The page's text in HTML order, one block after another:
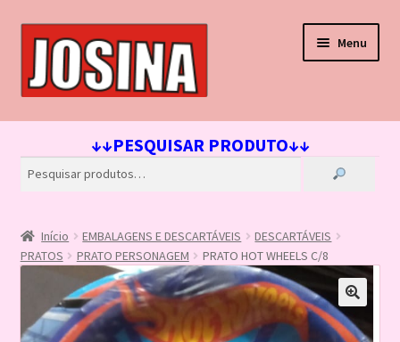
Pular
para
navegação
Pular
para
conteúdo
Menu
Início
Carrinho
Lista de Desejos
Minha conta
↓↓PESQUISAR PRODUTO↓↓
Início EMBALAGENS E DESCARTÁVEIS
DESCARTÁVEIS
PRATOS
PRATO PERSONAGEM PRATO HOT WHEELS C/8